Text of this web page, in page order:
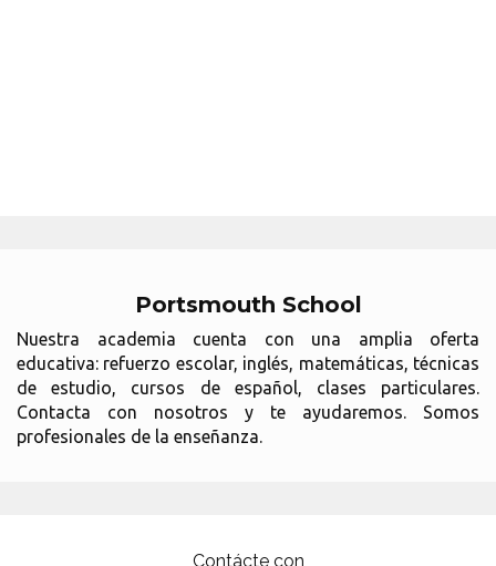
Portsmouth School
Nuestra academia cuenta con una amplia oferta
educativa: refuerzo escolar, inglés, matemáticas, técnicas
de estudio, cursos de español, clases particulares.
Contacta con nosotros y te ayudaremos. Somos
profesionales de la enseñanza.
Contácte con